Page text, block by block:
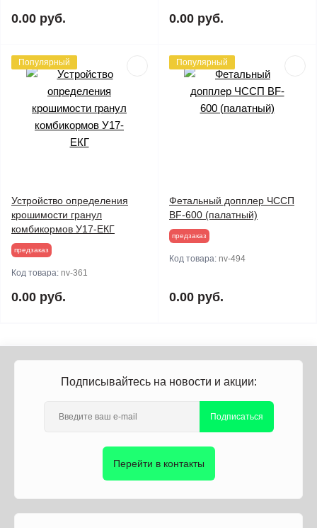
0.00 руб. 0.00 руб.
Популярный
Устройство определения
крошимости гранул
комбикормов У17-ЕКГ
предзаказ
Код товара: nv-361
0.00 руб.
Популярный
Фетальный допплер ЧССП
BF-600 (палатный)
предзаказ
Код товара: nv-494
0.00 руб.
Подписывайтесь на новости и акции:
Подписаться
Перейти в контакты